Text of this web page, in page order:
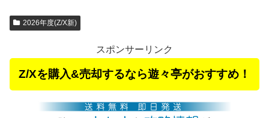
2026年度(Z/X新)
スポンサーリンク
Z/Xを購入&売却するなら遊々亭がおすすめ！